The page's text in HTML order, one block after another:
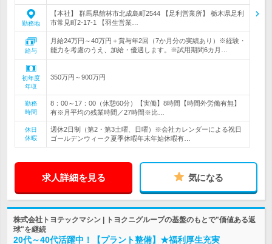
勤務地
【本社】 群馬県館林市北成島町2544 【足利営業所】 栃木県足利
市常見町2-17-1 【羽生営業…
給与
月給24万円～40万円＋賞与年2回（7か月分の実績あり）※経験・
能力を考慮のうえ、加給・優遇します。※試用期間6カ月…
初年度
年収
350万円～900万円
勤務
時間
8：00～17：00（休憩60分）【実働】8時間【時間外労働有無】
有※月平均の残業時間／27時間※比…
休日
休暇
週休2日制（第2・第3土曜、日曜）※会社カレンダーによる祝日
ゴールデンウィーク夏季休暇年末年始休暇有…
求人詳細を見る 気になる
株式会社トヨテックマシン | トヨクニグループの基盤のもとで"価値ある返
球"を継続
20代～40代活躍中！【プラント整備】★福利厚生充実